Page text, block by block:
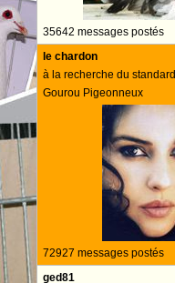
35642 messages postés
le chardon
à la recherche du standard
Gourou Pigeonneux
72927 messages postés
ged81